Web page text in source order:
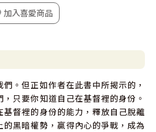
加入喜愛商品
。但正如作者在此書中所揭示的，
只要你知道自己在基督裡的身份。
督裡的身份的能力，釋放自己脫離
黑暗權勢，贏得內心的爭戰，成為